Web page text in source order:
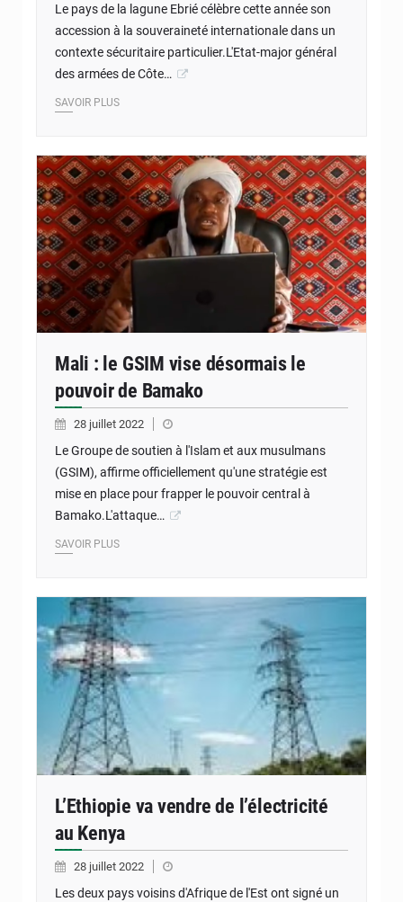
Le pays de la lagune Ebrié célèbre cette année son
accession à la souveraineté internationale dans un
contexte sécuritaire particulier.L'Etat-major général
des armées de Côte…
SAVOIR PLUS
Mali : le GSIM vise désormais le
pouvoir de Bamako
28 juillet 2022
Le Groupe de soutien à l'Islam et aux musulmans
(GSIM), affirme officiellement qu'une stratégie est
mise en place pour frapper le pouvoir central à
Bamako.L'attaque…
SAVOIR PLUS
L’Ethiopie va vendre de l’électricité
au Kenya
28 juillet 2022
Les deux pays voisins d'Afrique de l'Est ont signé un